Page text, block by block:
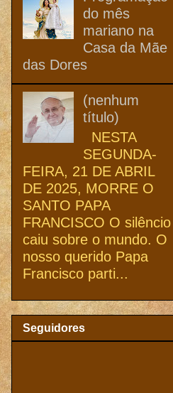
do mês
mariano na
Casa da Mãe
das Dores
(nenhum
título)
NESTA
SEGUNDA-
FEIRA, 21 DE ABRIL
DE 2025, MORRE O
SANTO PAPA
FRANCISCO O silêncio
caiu sobre o mundo. O
nosso querido Papa
Francisco parti...
Seguidores